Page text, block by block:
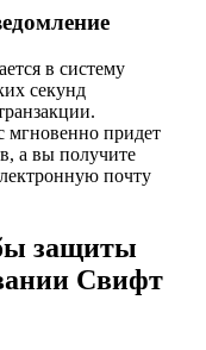
в систему
секунд
мгновенно придет
а вы получите
почту
защиты
Свифт